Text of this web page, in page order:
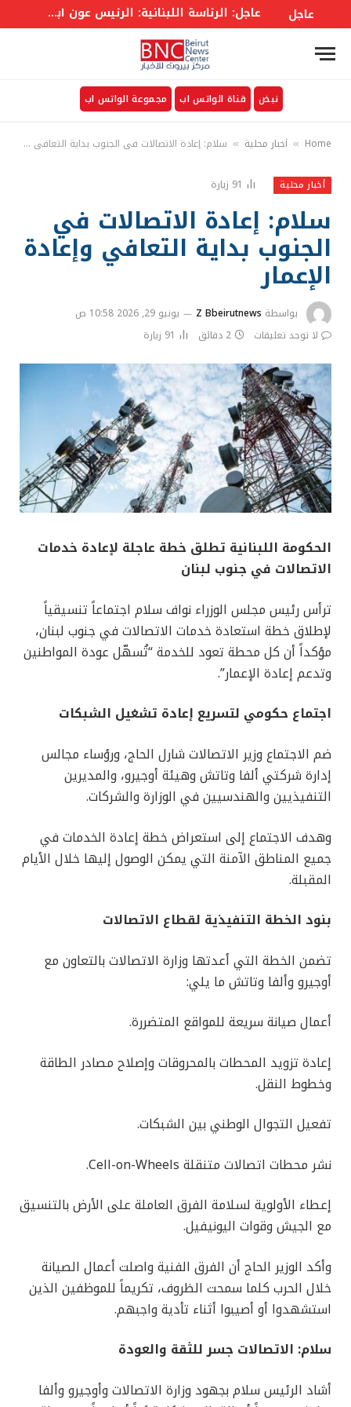
عاجل عاجل: الرئاسة اللبنانية: الرئيس عون أبلغ مجلس الوزراء بإحراز تقدم إيجابي في مفاوضات روما في مسألتي الحدود والأسرى
نبض قناة الواتس اب مجموعة الواتس اب
Home
» أخبار محلية » سلام: إعادة الاتصالات في الجنوب بداية التعافي وإعادة الإعمار
أخبار محلية 91 زيارة
سلام: إعادة الاتصالات في
الجنوب بداية التعافي وإعادة
الإعمار
بواسطة Z Bbeirutnews
يونيو 29, 2026 10:58 ص
لا توجد تعليقات
2 دقائق 91 زيارة
الحكومة اللبنانية تطلق خطة عاجلة لإعادة خدمات
الاتصالات في جنوب لبنان
ترأس رئيس مجلس الوزراء نواف سلام اجتماعاً تنسيقياً
لإطلاق خطة استعادة خدمات الاتصالات في جنوب لبنان،
مؤكداً أن كل محطة تعود للخدمة “تُسهّل عودة المواطنين
وتدعم إعادة الإعمار”.
اجتماع حكومي لتسريع إعادة تشغيل الشبكات
ضم الاجتماع وزير الاتصالات شارل الحاج، ورؤساء مجالس
إدارة شركتي ألفا وتاتش وهيئة أوجيرو، والمديرين
التنفيذيين والهندسيين في الوزارة والشركات.
وهدف الاجتماع إلى استعراض خطة إعادة الخدمات في
جميع المناطق الآمنة التي يمكن الوصول إليها خلال الأيام
المقبلة.
بنود الخطة التنفيذية لقطاع الاتصالات
تضمن الخطة التي أعدتها وزارة الاتصالات بالتعاون مع
أوجيرو وألفا وتاتش ما يلي:
أعمال صيانة سريعة للمواقع المتضررة.
إعادة تزويد المحطات بالمحروقات وإصلاح مصادر الطاقة
وخطوط النقل.
تفعيل التجوال الوطني بين الشبكات.
نشر محطات اتصالات متنقلة Cell-on-Wheels.
إعطاء الأولوية لسلامة الفرق العاملة على الأرض بالتنسيق
مع الجيش وقوات اليونيفيل.
وأكد الوزير الحاج أن الفرق الفنية واصلت أعمال الصيانة
خلال الحرب كلما سمحت الظروف، تكريماً للموظفين الذين
استشهدوا أو أصيبوا أثناء تأدية واجبهم.
سلام: الاتصالات جسر للثقة والعودة
أشاد الرئيس سلام بجهود وزارة الاتصالات وأوجيرو وألفا